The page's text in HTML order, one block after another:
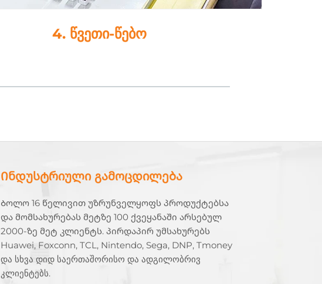
4. წვეთი-წებო
Ინდუსტრიული გამოცდილება
Ბოლო 16 წელივით უზრუნველყოფს პროდუქტებსა
და მომსახურებას მეტზე 100 ქვეყანაში არსებულ
2000-ზე მეტ კლიენტს. პირდაპირ უმსახურებს
Huawei, Foxconn, TCL, Nintendo, Sega, DNP, Tmoney
და სხვა დიდ საერთაშორისო და ადგილობრივ
კლიენტებს.